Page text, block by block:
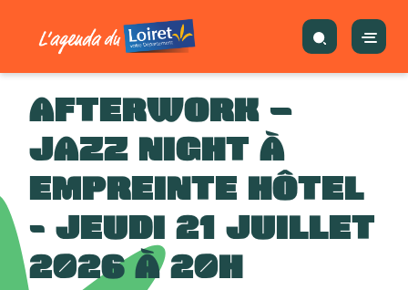
AFTERWORK –
JAZZ NIGHT À
EMPREINTE HÔTEL
- JEUDI 21 JUILLET
2026 À 20H